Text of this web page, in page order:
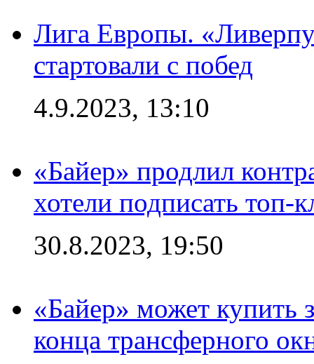
Лига Европы.
стартовали с побед
4.9.2023, 13:10
«Байер» продлил
хотели подписать
30.8.2023, 19:50
«Байер» может купить
конца трансферного